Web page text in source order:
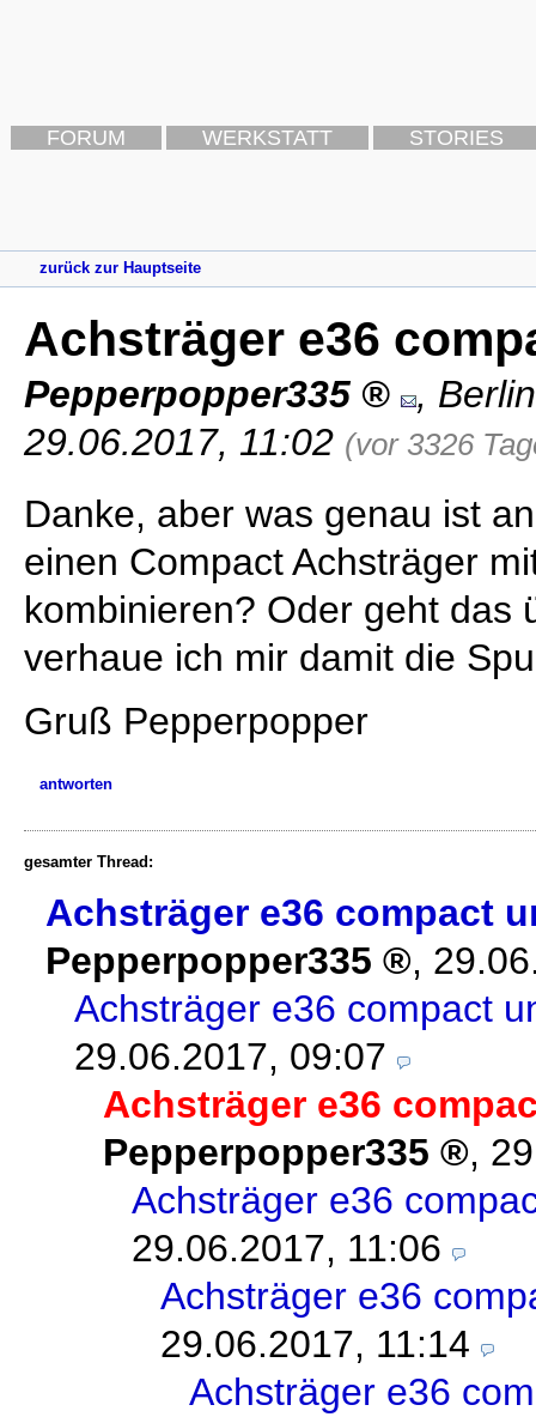
FORUM WERKSTATT STORIES
zurück zur Hauptseite
Achsträger e36
Pepperpopper335 , Berlin
29.06.2017, 11:02 (vor 3326
Danke, aber was genau ist
einen Compact Achsträger
kombinieren? Oder geht das
verhaue ich mir damit die
Gruß Pepperpopper
antworten
gesamter Thread:
Achsträger e36 compact
Pepperpopper335
,
Achsträger e36 compact
29.06.2017, 09:07
Achsträger e36
Pepperpopper335
,
Achsträger e36
29.06.2017, 11:06
Achsträger e36
29.06.2017, 11:14
Achsträger e36